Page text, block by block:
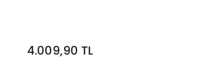
4.009,90 TL